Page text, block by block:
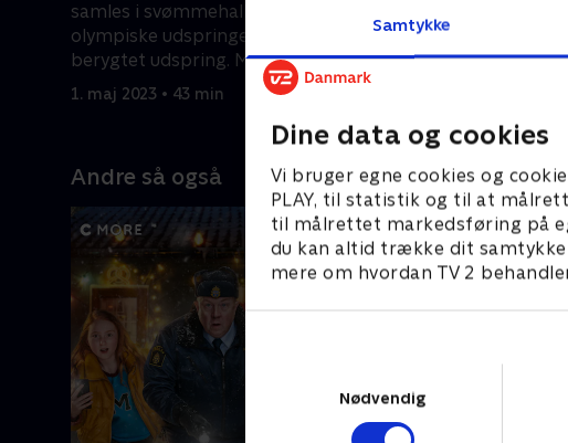
Samtykke
Dine data og cookies
Vi bruger egne cookies og
PLAY, til statistik og til at
til målrettet markedsføring på
du kan altid trække dit samtykke
mere om hvordan TV 2
Nødvendig
samles i svømmehallen for at se den
olympiske udspringer udføre et
berygtet udspring. Men vil nogen
sabotere det?
1. maj 2023 • 43 min
sporløst
Andre så også